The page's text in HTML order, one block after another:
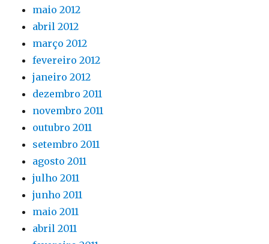
maio 2012
abril 2012
março 2012
fevereiro 2012
janeiro 2012
dezembro 2011
novembro 2011
outubro 2011
setembro 2011
agosto 2011
julho 2011
junho 2011
maio 2011
abril 2011